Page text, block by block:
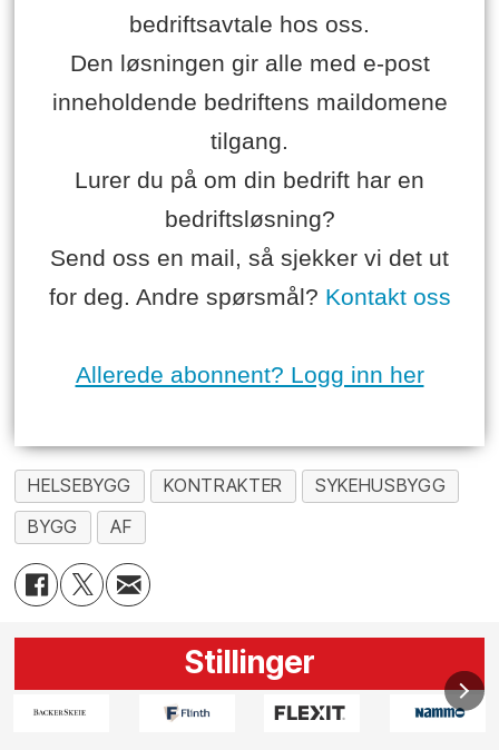
bedriftsavtale hos oss.
Den løsningen gir alle med e-post
inneholdende bedriftens maildomene
tilgang.
Lurer du på om din bedrift har en
bedriftsløsning?
Send oss en mail, så sjekker vi det ut
for deg. Andre spørsmål? Kontakt oss
Allerede abonnent? Logg inn her
HELSEBYGG KONTRAKTER
SYKEHUSBYGG
BYGG
AF
Stillinger